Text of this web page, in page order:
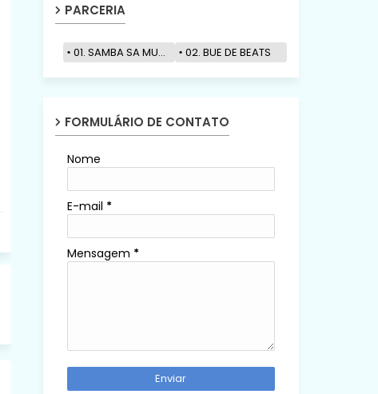
PARCERIA
01. SAMBA SA MUZIK 02. BUE DE BEATS
FORMULÁRIO DE CONTATO
Nome
E-mail *
Mensagem *